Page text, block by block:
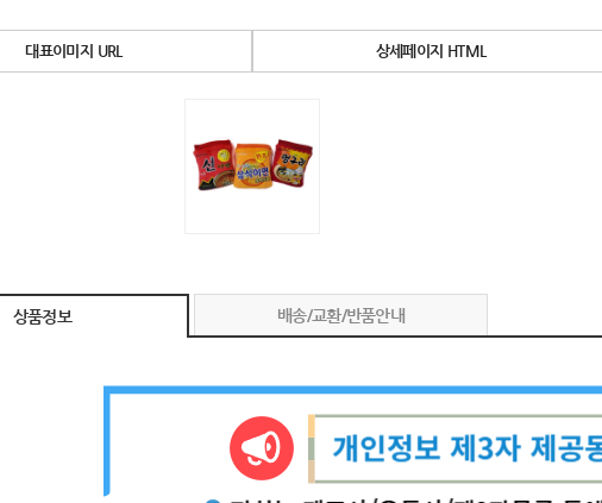
대표이미지 URL 상세페이지 HTML
상품정보 배송/교환/반품안내